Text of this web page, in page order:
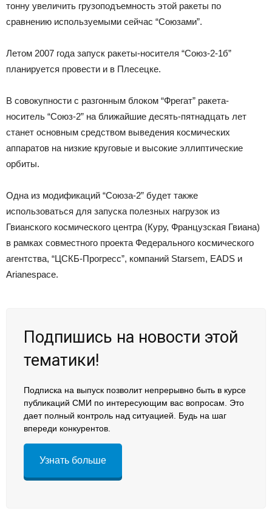
тонну увеличить грузоподъемность этой ракеты по
сравнению используемыми сейчас “Союзами”.
Летом 2007 года запуск ракеты-носителя “Союз-2-1б”
планируется провести и в Плесецке.
В совокупности с разгонным блоком “Фрегат” ракета-
носитель “Союз-2” на ближайшие десять-пятнадцать лет
станет основным средством выведения космических
аппаратов на низкие круговые и высокие эллиптические
орбиты.
Одна из модификаций “Союза-2” будет также
использоваться для запуска полезных нагрузок из
Гвианского космического центра (Куру, Французская Гвиана)
в рамках совместного проекта Федерального космического
агентства, “ЦСКБ-Прогресс”, компаний Starsem, EADS и
Arianespace.
Подпишись на новости этой
тематики!
Подписка на выпуск позволит непрерывно быть в курсе
публикаций СМИ по интересующим вас вопросам. Это
дает полный контроль над ситуацией. Будь на шаг
впереди конкурентов.
Узнать больше